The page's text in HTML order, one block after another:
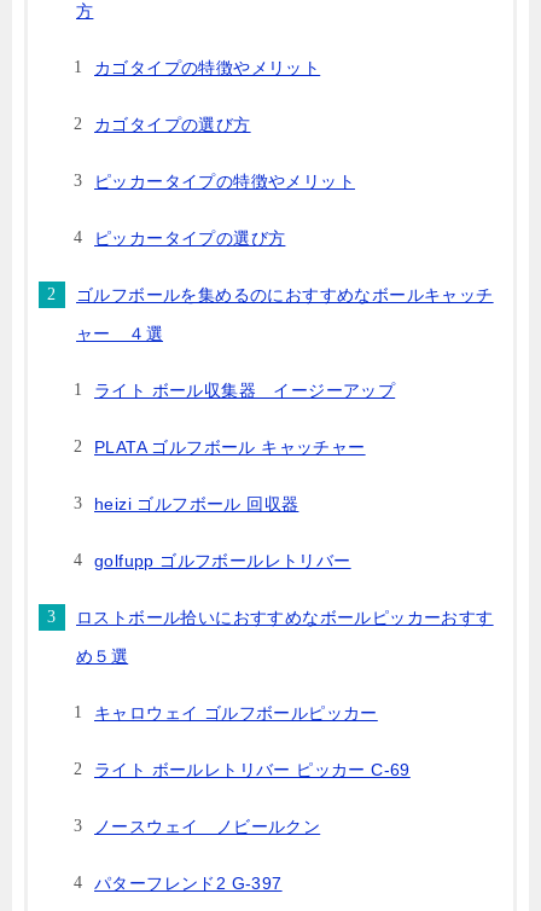
方
カゴタイプの特徴やメリット
カゴタイプの選び方
ピッカータイプの特徴やメリット
ピッカータイプの選び方
ゴルフボールを集めるのにおすすめなボールキャッチ
ャー ４選
ライト ボール収集器 イージーアップ
PLATA ゴルフボール キャッチャー
heizi ゴルフボール 回収器
golfupp ゴルフボールレトリバー
ロストボール拾いにおすすめなボールピッカーおすす
め５選
キャロウェイ ゴルフボールピッカー
ライト ボールレトリバー ピッカー C-69
ノースウェイ ノビールクン
パターフレンド2 G-397